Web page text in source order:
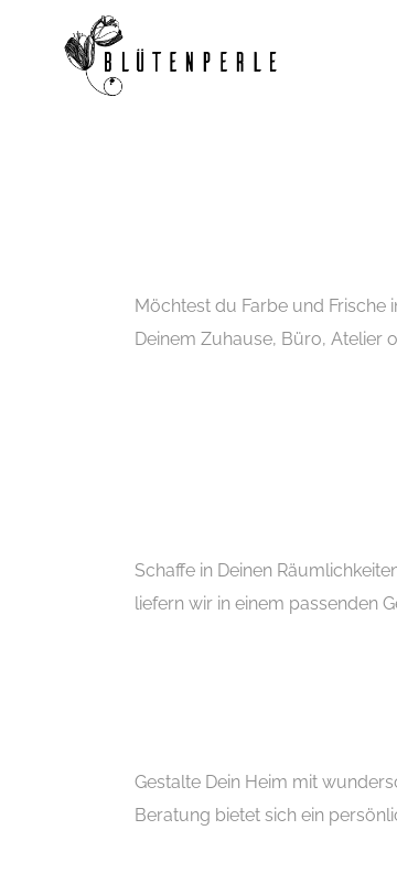
Möchtest du Farbe und Frische
Deinem Zuhause, Büro, Atelier
Schaffe in Deinen
liefern wir in einem passenden
Gestalte Dein Heim mit
Beratung bietet sich ein